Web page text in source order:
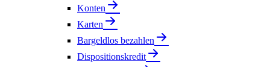
Konten
Karten
Bargeldlos bezahlen
Dispositionskredit